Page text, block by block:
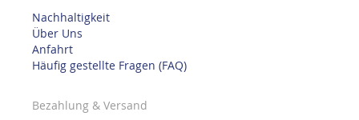
Nachhaltigkeit
Über Uns
Anfahrt
Häufig gestellte Fragen (FAQ)
Bezahlung & Versand